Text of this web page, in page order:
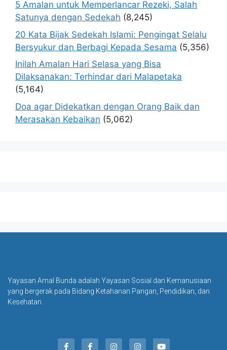
5 Amalan untuk Memperlancar Rezeki, Salah
Satunya dengan Sedekah (8,245)
20 Kata Bijak Sedekah Islami: Pengingat Selalu
Bersyukur dan Berbagi Kepada Sesama (5,356)
Inilah Amalan Hari Selasa yang Bisa
Dilaksanakan: Terhindar dari Malapetaka
(5,164)
Doa agar Didekatkan dengan Orang Baik dan
Merasakan Kebaikan (5,062)
Yayasan Amal Bunda adalah Yayasan Sosial dan Kemanusiaan
yang bergerak pada Bidang Ketahanan Pangan, Pendidikan, dan
Kesehatan.